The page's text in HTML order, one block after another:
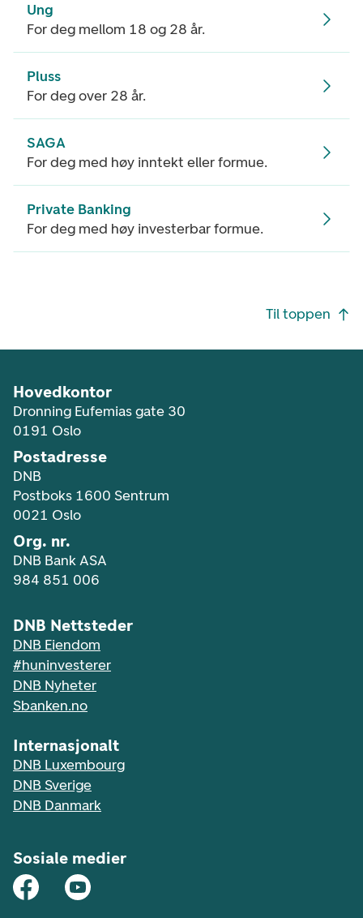
Ung
For deg mellom 18 og 28 år.
Pluss
For deg over 28 år.
SAGA
For deg med høy inntekt eller formue.
Private Banking
For deg med høy investerbar formue.
Til toppen
Hovedkontor
Dronning Eufemias gate 30
0191 Oslo
Postadresse
DNB
Postboks 1600 Sentrum
0021 Oslo
Org. nr.
DNB Bank ASA
984 851 006
DNB Nettsteder
DNB Eiendom
#huninvesterer
DNB Nyheter
Sbanken.no
Internasjonalt
DNB Luxembourg
DNB Sverige
DNB Danmark
Sosiale medier